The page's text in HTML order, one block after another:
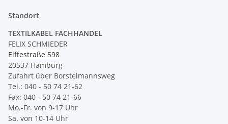
Standort
TEXTILKABEL FACHHANDEL
FELIX SCHMIEDER
Eiffestraße 598
20537 Hamburg
Zufahrt über Borstelmannsweg
Tel.: 040 - 50 74 21-62
Fax: 040 - 50 74 21-66
Mo.-Fr. von 9-17 Uhr
Sa. von 10-14 Uhr